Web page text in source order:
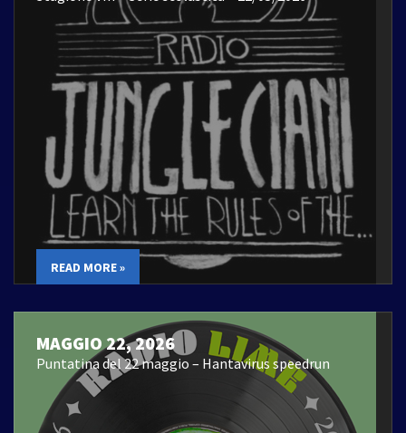
READ MORE »
MAGGIO 22, 2026
Puntatina del 22 maggio – Hantavirus speedrun